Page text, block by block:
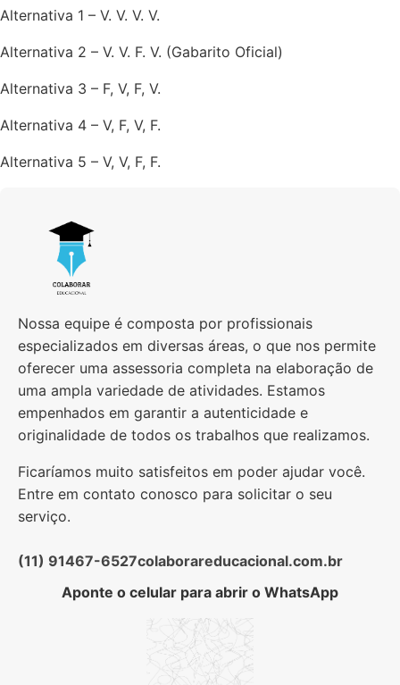
Alternativa 1 – V. V. V. V.
Alternativa 2 – V. V. F. V. (Gabarito Oficial)
Alternativa 3 – F, V, F, V.
Alternativa 4 – V, F, V, F.
Alternativa 5 – V, V, F, F.
Nossa equipe é composta por profissionais
especializados em diversas áreas, o que nos permite
oferecer uma assessoria completa na elaboração de
uma ampla variedade de atividades. Estamos
empenhados em garantir a autenticidade e
originalidade de todos os trabalhos que realizamos.
Ficaríamos muito satisfeitos em poder ajudar você.
Entre em contato conosco para solicitar o seu
serviço.
(11) 91467-6527colaborareducacional.com.br
Aponte o celular para abrir o WhatsApp